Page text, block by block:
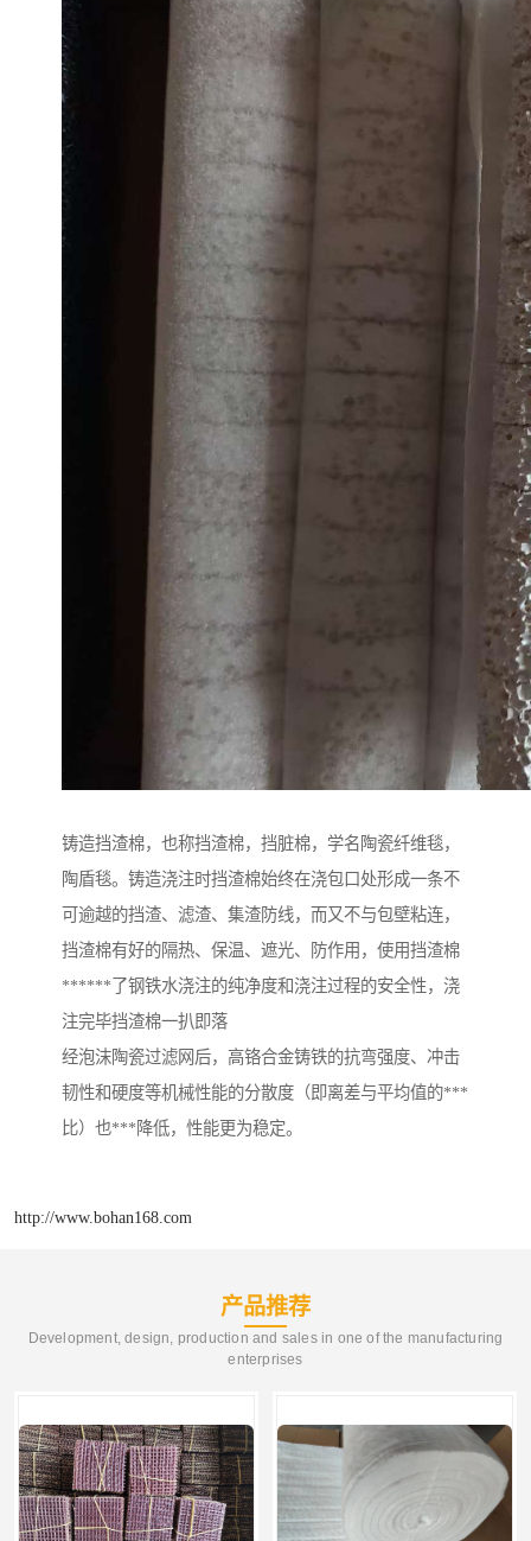
铸造挡渣棉，也称挡渣棉，挡脏棉，学名陶瓷纤维毯，
陶盾毯。铸造浇注时挡渣棉始终在浇包口处形成一条不
可逾越的挡渣、滤渣、集渣防线，而又不与包壁粘连，
挡渣棉有好的隔热、保温、遮光、防作用，使用挡渣棉
******了钢铁水浇注的纯净度和浇注过程的安全性，浇
注完毕挡渣棉一扒即落
经泡沫陶瓷过滤网后，高铬合金铸铁的抗弯强度、冲击
韧性和硬度等机械性能的分散度（即离差与平均值的***
比）也***降低，性能更为稳定。
http://www.bohan168.com
产品推荐
Development, design, production and sales in one of the manufacturing
enterprises